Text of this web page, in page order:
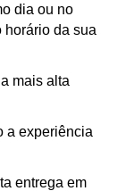
dia ou no
horário da sua
mais alta
a experiência
entrega em